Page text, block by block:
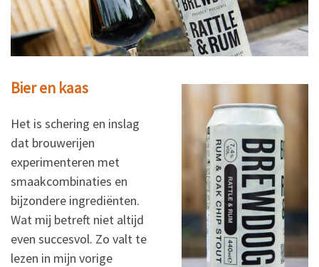
Bier en kaas
Het is schering en inslag
dat brouwerijen
experimenteren met
smaakcombinaties en
bijzondere ingrediënten.
Wat mij betreft niet altijd
even succesvol. Zo valt te
lezen in mijn vorige